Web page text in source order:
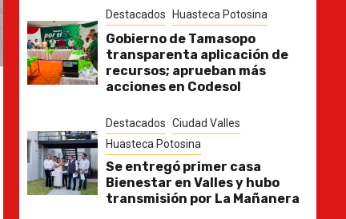
Destacados Huasteca Potosina
Gobierno de Tamasopo
transparenta aplicación de
recursos; aprueban más
acciones en Codesol
Destacados Ciudad Valles
Huasteca Potosina
Se entregó primer casa
Bienestar en Valles y hubo
transmisión por La Mañanera